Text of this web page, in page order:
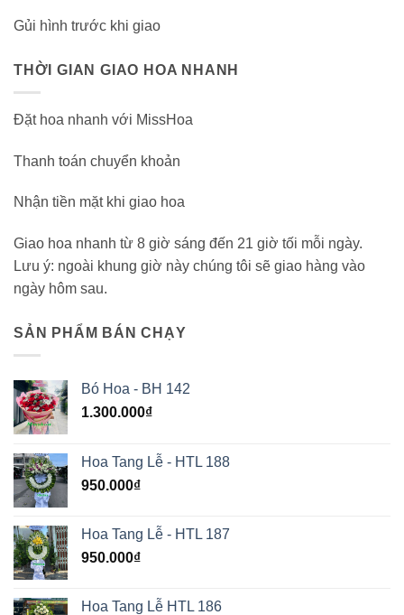
Gủi hình trước khi giao
THỜI GIAN GIAO HOA NHANH
Đặt hoa nhanh với MissHoa
Thanh toán chuyển khoản
Nhận tiền mặt khi giao hoa
Giao hoa nhanh từ 8 giờ sáng đến 21 giờ tối mỗi ngày.
Lưu ý: ngoài khung giờ này chúng tôi sẽ giao hàng vào
ngày hôm sau.
SẢN PHẨM BÁN CHẠY
Bó Hoa - BH 142
1.300.000₫
Hoa Tang Lễ - HTL 188
950.000₫
Hoa Tang Lễ - HTL 187
950.000₫
Hoa Tang Lễ HTL 186